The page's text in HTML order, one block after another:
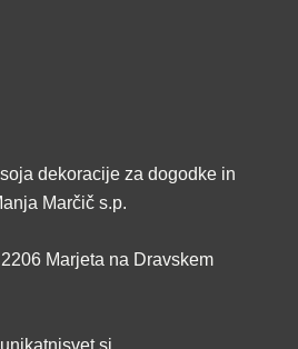
dekoracije za dogodke in
Marčič s.p.
Marjeta na Dravskem